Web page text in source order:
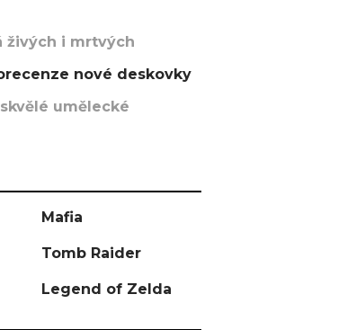
živých i mrtvých
nové deskovky
umělecké
Mafia
Tomb Raider
Legend of Zelda